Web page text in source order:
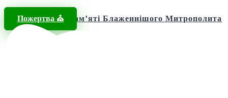
Фонд пам’яті Блаженнішого Митрополита
Пожертва ⛪️